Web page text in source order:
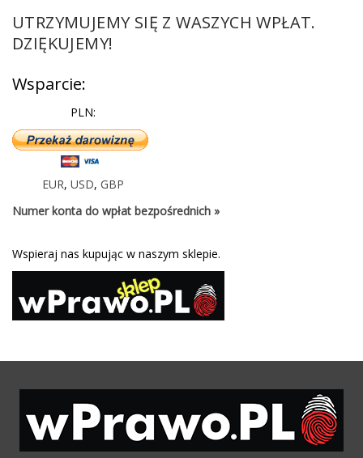
UTRZYMUJEMY SIĘ Z WASZYCH WPŁAT.
DZIĘKUJEMY!
Wsparcie:
PLN:
EUR, USD, GBP
Numer konta do wpłat bezpośrednich »
Wspieraj nas kupując w naszym sklepie.